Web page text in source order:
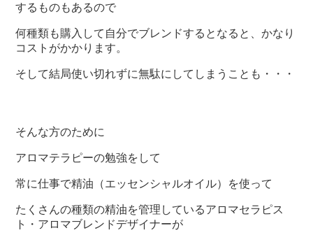
するものもあるので
何種類も購入して自分でブレンドするとなると、かなり
コストがかかります。
そして結局使い切れずに無駄にしてしまうことも・・・
そんな方のために
アロマテラピーの勉強をして
常に仕事で精油（エッセンシャルオイル）を使って
たくさんの種類の精油を管理しているアロマセラピス
ト・アロマブレンドデザイナーが